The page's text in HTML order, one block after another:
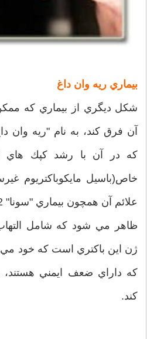
بيماري ريه وان داغ
شكل ديگري از بيماري كه
كه در آن با رشد كپك‌ هاي
خاص(باسيل مايكوباكتريوم
ظاهر مي شود که شامل
ژن اين باكتري است كه خود مي
كه داراي ضعف ايمني هستند،
كند.